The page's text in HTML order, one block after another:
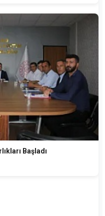
Başladı